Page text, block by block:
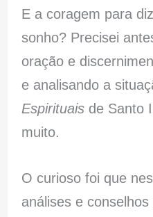
E a coragem para
sonho? Precisei
oração e
e analisando a
Espirituaisde Santo
muito.
O curioso foi que
análises e